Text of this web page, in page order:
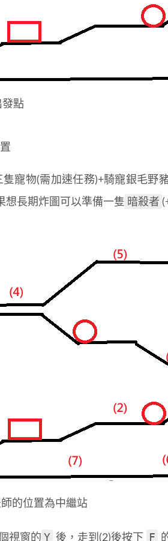
發點
寵物(需加速任務)+騎寵銀毛野
想長期炸圖可以準備一隻 暗殺者
的位置為中繼站
視窗的 Y 後，走到(2)後按下 F